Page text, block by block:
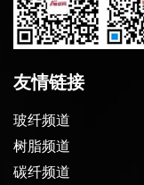
友情链接
玻纤频道
树脂频道
碳纤频道